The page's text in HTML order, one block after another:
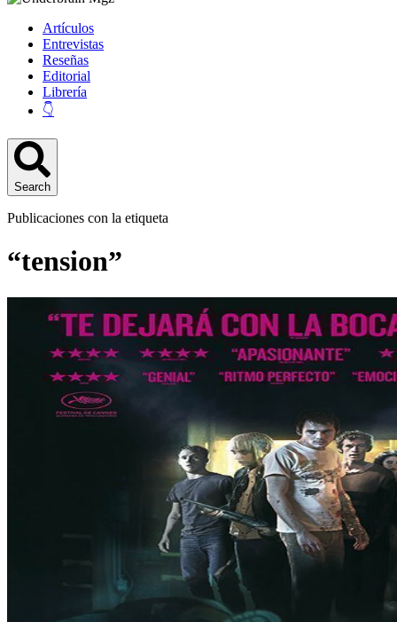
Artículos
Entrevistas
Reseñas
Editorial
Librería
👇
Search
Publicaciones con la etiqueta
“tension”